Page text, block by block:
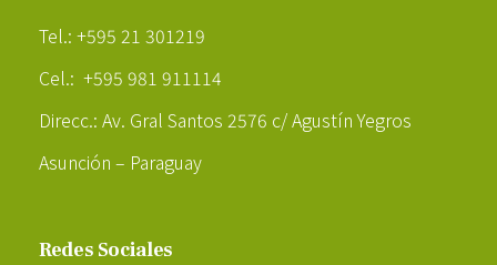
Tel.: +595 21 301219
Cel.: +595 981 911114
Direcc.: Av. Gral Santos 2576 c/ Agustín Yegros
Asunción – Paraguay
Redes Sociales